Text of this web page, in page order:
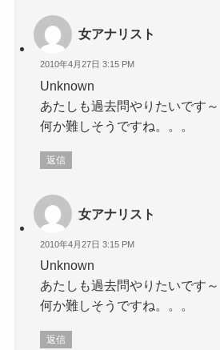
女アナリスト
2010年4月27日 3:15 PM
Unknown
あたしも過去問やりたいです～
何か難しそうですね。。。
返信
女アナリスト
2010年4月27日 3:15 PM
Unknown
あたしも過去問やりたいです～
何か難しそうですね。。。
返信